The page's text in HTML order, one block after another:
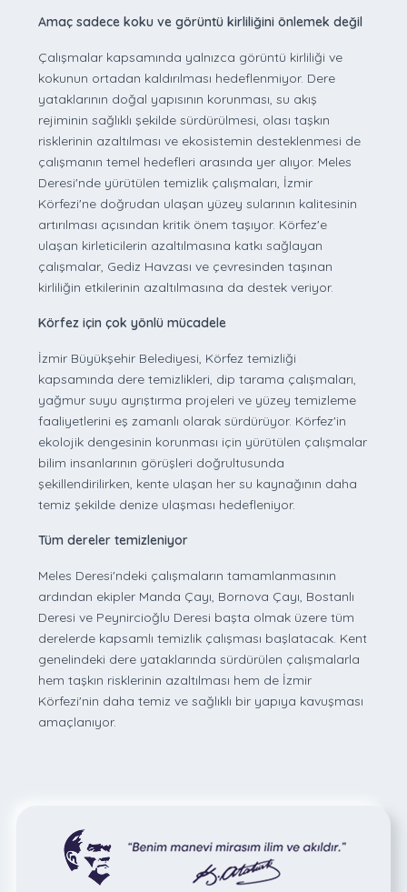
Amaç sadece koku ve görüntü kirliliğini önlemek değil
Çalışmalar kapsamında yalnızca görüntü kirliliği ve
kokunun ortadan kaldırılması hedeflenmiyor. Dere
yataklarının doğal yapısının korunması, su akış
rejiminin sağlıklı şekilde sürdürülmesi, olası taşkın
risklerinin azaltılması ve ekosistemin desteklenmesi de
çalışmanın temel hedefleri arasında yer alıyor. Meles
Deresi'nde yürütülen temizlik çalışmaları, İzmir
Körfezi'ne doğrudan ulaşan yüzey sularının kalitesinin
artırılması açısından kritik önem taşıyor. Körfez'e
ulaşan kirleticilerin azaltılmasına katkı sağlayan
çalışmalar, Gediz Havzası ve çevresinden taşınan
kirliliğin etkilerinin azaltılmasına da destek veriyor.
Körfez için çok yönlü mücadele
İzmir Büyükşehir Belediyesi, Körfez temizliği
kapsamında dere temizlikleri, dip tarama çalışmaları,
yağmur suyu ayrıştırma projeleri ve yüzey temizleme
faaliyetlerini eş zamanlı olarak sürdürüyor. Körfez'in
ekolojik dengesinin korunması için yürütülen çalışmalar
bilim insanlarının görüşleri doğrultusunda
şekillendirilirken, kente ulaşan her su kaynağının daha
temiz şekilde denize ulaşması hedefleniyor.
Tüm dereler temizleniyor
Meles Deresi'ndeki çalışmaların tamamlanmasının
ardından ekipler Manda Çayı, Bornova Çayı, Bostanlı
Deresi ve Peynircioğlu Deresi başta olmak üzere tüm
derelerde kapsamlı temizlik çalışması başlatacak. Kent
genelindeki dere yataklarında sürdürülen çalışmalarla
hem taşkın risklerinin azaltılması hem de İzmir
Körfezi'nin daha temiz ve sağlıklı bir yapıya kavuşması
amaçlanıyor.